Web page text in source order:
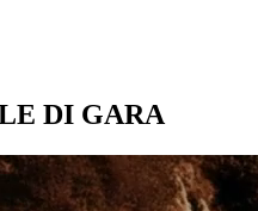
DI GARA